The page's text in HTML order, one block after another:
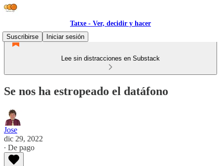
Tatxe - Ver, decidir y hacer
Suscribirse
Iniciar sesión
Lee sin distracciones en Substack
Se nos ha estropeado el datáfono
Jose
dic 29, 2022
∙ De pago